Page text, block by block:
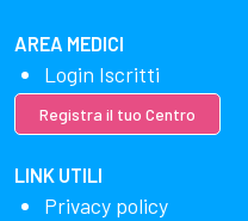
AREA MEDICI
Login Iscritti
Registra il tuo Centro
LINK UTILI
Privacy policy